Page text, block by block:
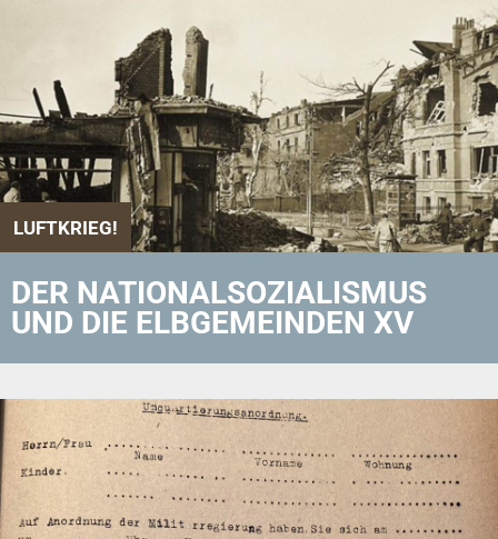
LUFTKRIEG!
DER NATIONALSOZIALISMUS
UND DIE ELBGEMEINDEN XV